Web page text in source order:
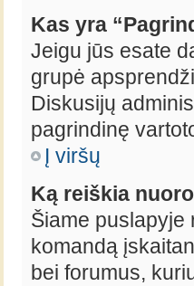
Kas yra
Jeigu jūs esate
grupė
Diskusijų
pagrindinę
Į viršų
Ką reiškia
Šiame
komandą
bei forumus,